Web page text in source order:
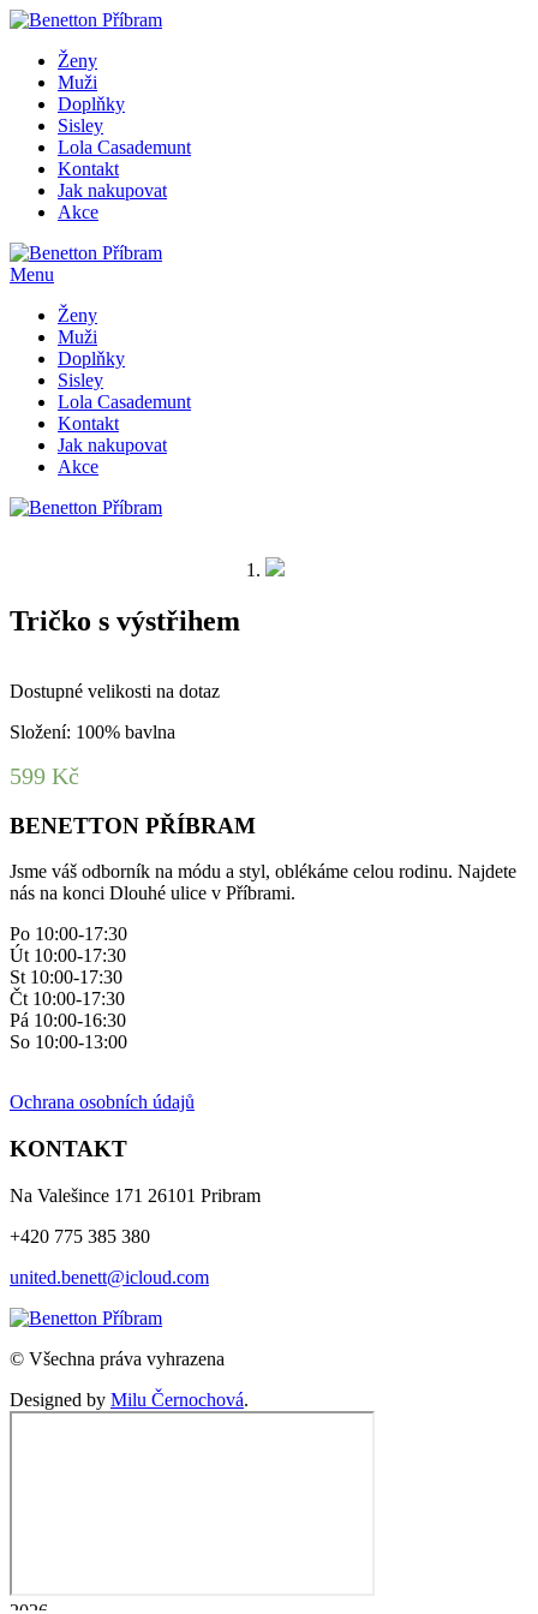
Ženy
Muži
Doplňky
Sisley
Lola Casademunt
Kontakt
Jak nakupovat
Akce
Menu
Ženy
Muži
Doplňky
Sisley
Lola Casademunt
Kontakt
Jak nakupovat
Akce
Tričko s výstřihem
Dostupné velikosti na dotaz
Složení: 100% bavlna
599 Kč
BENETTON PŘÍBRAM
Jsme váš odborník na módu a styl, oblékáme celou rodinu. Najdete
nás na konci Dlouhé ulice v Příbrami.
Po 10:00-17:30
Út 10:00-17:30
St 10:00-17:30
Čt 10:00-17:30
Pá 10:00-16:30
So 10:00-13:00
Ochrana osobních údajů
KONTAKT
Na Valešince 171 26101 Pribram
+420 775 385 380
united.benett@icloud.com
© Všechna práva vyhrazena
Designed by Milu Černochová.